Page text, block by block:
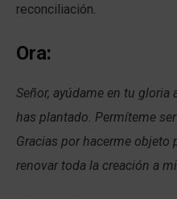
reconciliación.
Ora:
Señor, ayúdame en tu
has plantado. Permíteme
Gracias por hacerme objeto
renovar toda la creación a